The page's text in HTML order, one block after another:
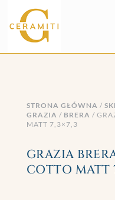
STRONA GŁÓWNA /
GRAZIA / BRERA /
MATT 7,3×7,3
GRAZIA
COTTO MATT